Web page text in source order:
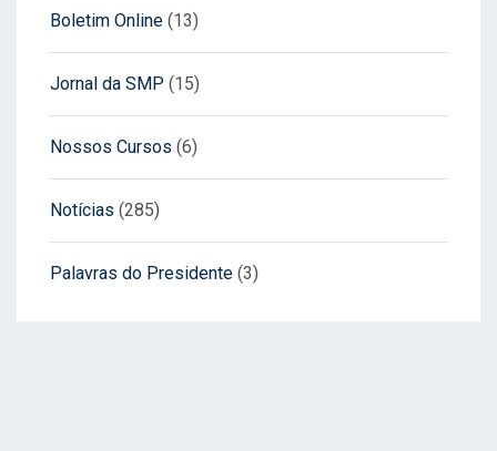
Boletim Online (13)
Jornal da SMP (15)
Nossos Cursos (6)
Notícias (285)
Palavras do Presidente (3)